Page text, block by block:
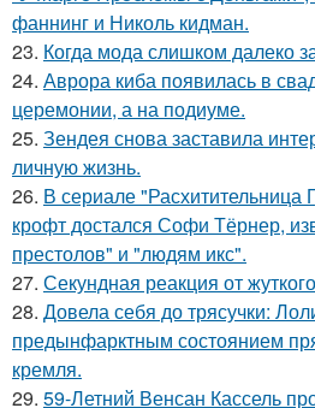
фаннинг и Николь кидман.
23. Когда мода слишком далеко
24. Аврора киба появилась в
церемонии, а на подиуме.
25. Зендея снова заставила
личную жизнь.
26. В сериале "Расхитительница
крофт достался Софи Тёрнер,
престолов" и "людям икс".
27. Секундная реакция от
28. Довела себя до трясучки:
предынфарктным состоянием
кремля.
29. 59-Летний Венсан Кассель